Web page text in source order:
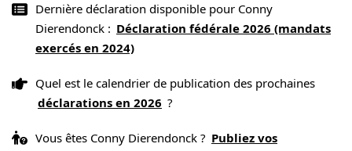
Dernière déclaration disponible pour Conny
Dierendonck : Déclaration fédérale 2026 (mandats
exercés en 2024)
Quel est le calendrier de publication des prochaines
déclarations en 2026 ?
Vous êtes Conny Dierendonck ? Publiez vos